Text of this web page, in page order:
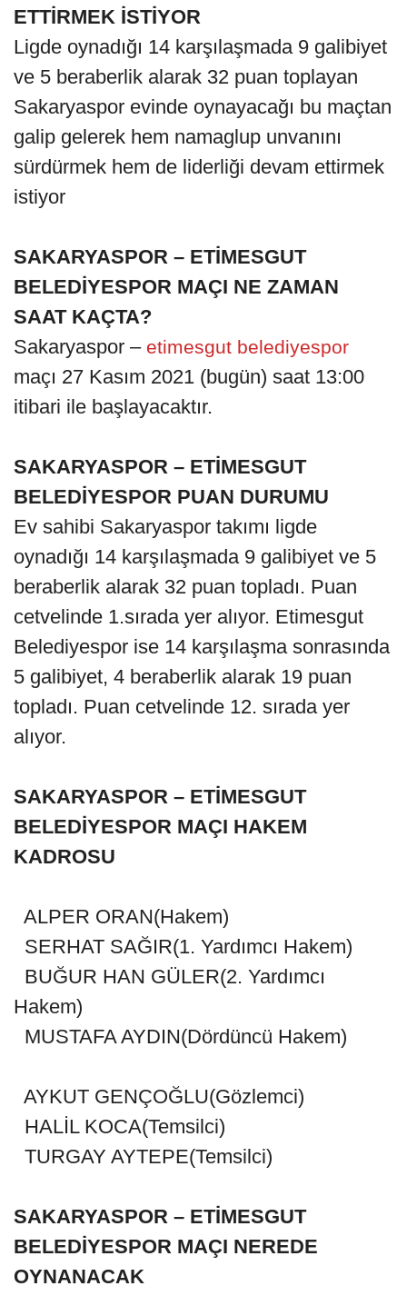
ETTİRMEK İSTİYOR
Ligde oynadığı 14 karşılaşmada 9 galibiyet
ve 5 beraberlik alarak 32 puan toplayan
Sakaryaspor evinde oynayacağı bu maçtan
galip gelerek hem namaglup unvanını
sürdürmek hem de liderliği devam ettirmek
istiyor
SAKARYASPOR – ETİMESGUT
BELEDİYESPOR MAÇI NE ZAMAN
SAAT KAÇTA?
Sakaryaspor –etimesgut belediyespor
maçı 27 Kasım 2021 (bugün) saat 13:00
itibari ile başlayacaktır.
SAKARYASPOR – ETİMESGUT
BELEDİYESPOR PUAN DURUMU
Ev sahibi Sakaryaspor takımı ligde
oynadığı 14 karşılaşmada 9 galibiyet ve 5
beraberlik alarak 32 puan topladı. Puan
cetvelinde 1.sırada yer alıyor. Etimesgut
Belediyespor ise 14 karşılaşma sonrasında
5 galibiyet, 4 beraberlik alarak 19 puan
topladı. Puan cetvelinde 12. sırada yer
alıyor.
SAKARYASPOR – ETİMESGUT
BELEDİYESPOR MAÇI HAKEM
KADROSU
ALPER ORAN(Hakem)
SERHAT SAĞIR(1. Yardımcı Hakem)
BUĞUR HAN GÜLER(2. Yardımcı
Hakem)
MUSTAFA AYDIN(Dördüncü Hakem)
AYKUT GENÇOĞLU(Gözlemci)
HALİL KOCA(Temsilci)
TURGAY AYTEPE(Temsilci)
SAKARYASPOR – ETİMESGUT
BELEDİYESPOR MAÇI NEREDE
OYNANACAK